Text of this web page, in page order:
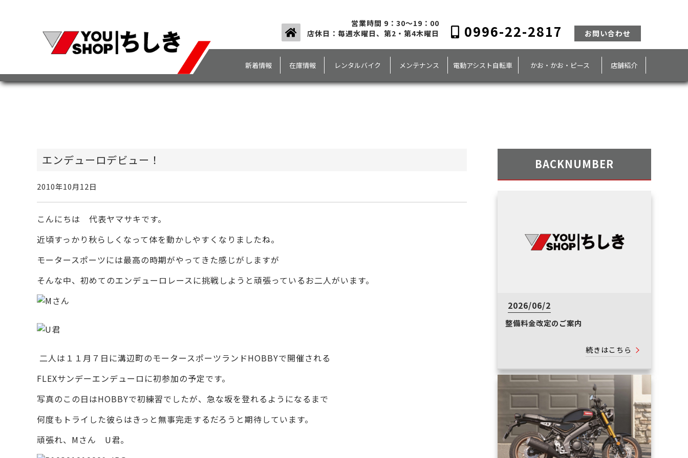
営業時間 9：30～19：00
店休日：毎週水曜日、第2・第4木曜日
0996-22-2817 お問い合わせ
新着情報 在庫情報 レンタルバイク メンテナンス 電動アシスト自転車 かお・かお・ピース 店舗紹介
エンデューロデビュー！
2010年10月12日
こんにちは 代表ヤマサキです。
近頃すっかり秋らしくなって体を動かしやすくなりましたね。
モータースポーツには最高の時期がやってきた感じがしますが
そんな中、初めてのエンデューロレースに挑戦しようと頑張っているお二人がいます。
二人は１１月７日に溝辺町のモータースポーツランドHOBBYで開催される
FLEXサンデーエンデューロに初参加の予定です。
写真のこの日はHOBBYで初練習でしたが、急な坂を登れるようになるまで
何度もトライした彼らはきっと無事完走するだろうと期待しています。
頑張れ、Mさん U君。
BACKNUMBER
2026/06/2
整備料金改定のご案内
続きはこちら